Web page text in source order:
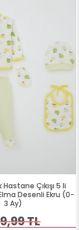
Çıkışı 5 li
Desenli Ekru (0-
3 Ay)
TL